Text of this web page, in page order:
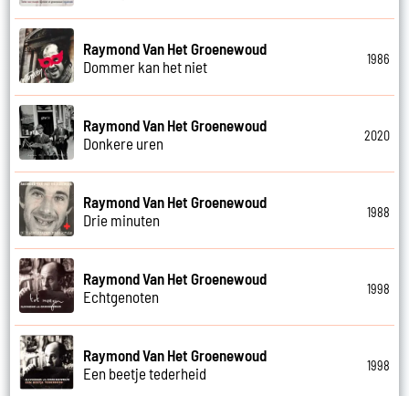
Raymond Van Het Groenewoud
Dommer kan het niet
1986
Raymond Van Het Groenewoud
Donkere uren
2020
Raymond Van Het Groenewoud
Drie minuten
1988
Raymond Van Het Groenewoud
Echtgenoten
1998
Raymond Van Het Groenewoud
Een beetje tederheid
1998